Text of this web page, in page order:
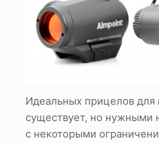
Идеальных прицелов для
существует, но нужными
с некоторыми